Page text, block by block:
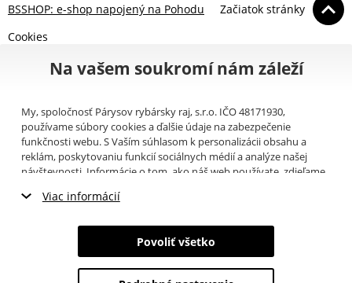
BSSHOP: e-shop napojený na Pohodu
Začiatok stránky
Cookies
Na vašem soukromí nám záleží
My, spoločnosť Párysov rybársky raj, s.r.o. IČO 48171930,
používame súbory cookies a ďalšie údaje na zabezpečenie
funkčnosti webu. S Vaším súhlasom k personalizácii obsahu a
reklám, poskytovaniu funkcií sociálnych médií a analýze našej
návštevnosti. Informácie o tom, ako náš web používate, zdieľame
(napríklad Google).Tu
informáciami, ktoré ste im poskytli alebo ktoré získali v dôsledku
toho, že používate ich služby. Tieto údaje zahŕňajú cookies, dáta z
ďalších úložísk, IP adresu a ďalšie informácie spojené s prezeraním
Viac informácií
Nevyhnutné cookies
Marketingové cookies
Povoliť všetko